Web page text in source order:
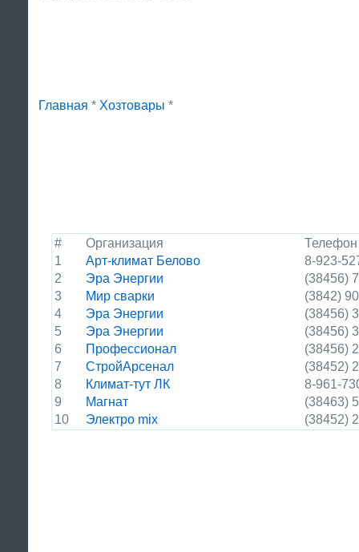
Главная * Хозтовары *
# Организация
Телефон
1
Арт-климат Белово
8-923-
2
Эра Энергии
(38456)
3
Мир сварки
(3842)
4
Эра Энергии
(38456)
5
Эра Энергии
(38456)
6
Профессионал
(38456)
7
СтройАрсенал
(38452)
8
Климат-тут ЛК
8-961-
9
Магнат
(38463)
10
Электро mix (38452)